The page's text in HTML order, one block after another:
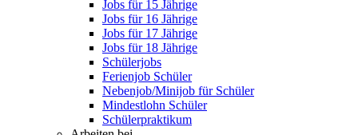
Jobs für 15 Jährige
Jobs für 16 Jährige
Jobs für 17 Jährige
Jobs für 18 Jährige
Schülerjobs
Ferienjob Schüler
Nebenjob/Minijob für Schüler
Mindestlohn Schüler
Schülerpraktikum